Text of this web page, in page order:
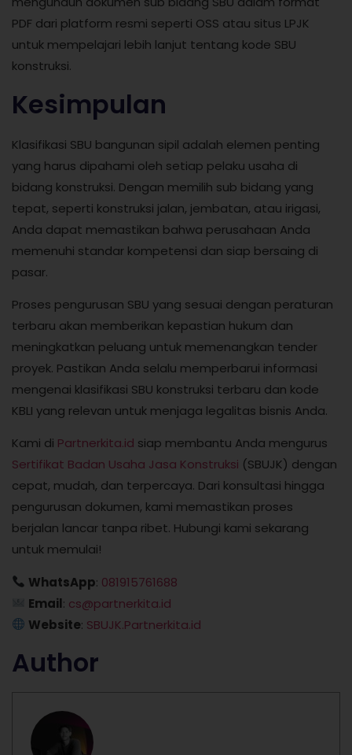
PDF dari platform resmi seperti OSS atau situs LPJK
untuk mempelajari lebih lanjut tentang kode SBU
konstruksi.
Kesimpulan
Klasifikasi SBU bangunan sipil adalah elemen penting
yang harus dipahami oleh setiap pelaku usaha di
bidang konstruksi. Dengan memilih sub bidang yang
tepat, seperti konstruksi jalan, jembatan, atau irigasi,
Anda dapat memastikan bahwa perusahaan Anda
memenuhi standar kompetensi dan siap bersaing di
pasar.
Proses pengurusan SBU yang sesuai dengan peraturan
terbaru akan memberikan kepastian hukum dan
meningkatkan peluang untuk memenangkan tender
proyek. Pastikan Anda selalu memperbarui informasi
mengenai klasifikasi SBU konstruksi terbaru dan kode
KBLI yang relevan untuk menjaga legalitas bisnis Anda.
Kami di Partnerkita.id siap membantu Anda mengurus
Sertifikat Badan Usaha Jasa Konstruksi (SBUJK) dengan
cepat, mudah, dan terpercaya. Dari konsultasi hingga
pengurusan dokumen, kami memastikan proses
berjalan lancar tanpa ribet. Hubungi kami sekarang
untuk memulai!
WhatsApp: 081915761688
Email: cs@partnerkita.id
Website: SBUJK.Partnerkita.id
Author